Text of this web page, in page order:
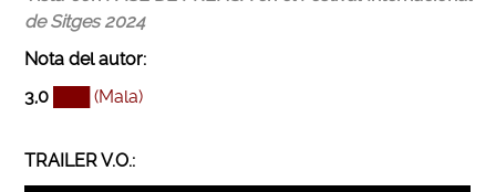
de Sitges 2024
Nota del autor:
3,0
(Mala)
TRAILER V.O.: